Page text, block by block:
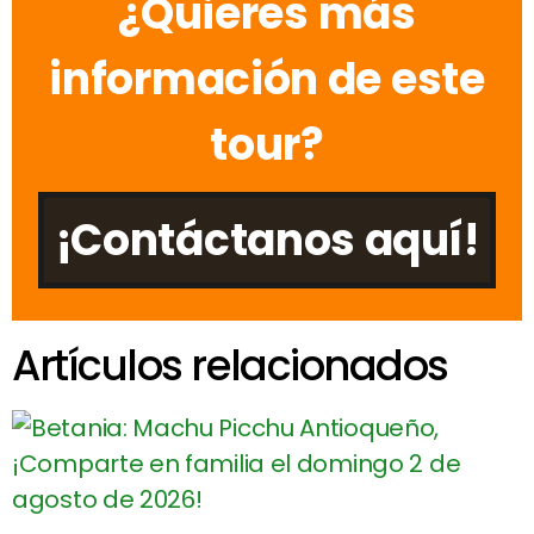
¿Quieres más
información de este
tour?
¡Contáctanos aquí!
Artículos relacionados